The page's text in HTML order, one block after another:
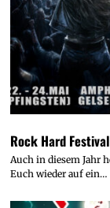
Rock Hard
Auch in diesem Jahr
Euch wieder auf ein…